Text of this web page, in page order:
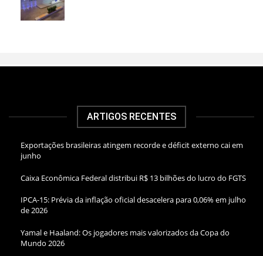
ARTIGOS RECENTES
Exportações brasileiras atingem recorde e déficit externo cai em
junho
Caixa Econômica Federal distribui R$ 13 bilhões do lucro do FGTS
IPCA-15: Prévia da inflação oficial desacelera para 0,06% em julho
de 2026
Yamal e Haaland: Os jogadores mais valorizados da Copa do
Mundo 2026